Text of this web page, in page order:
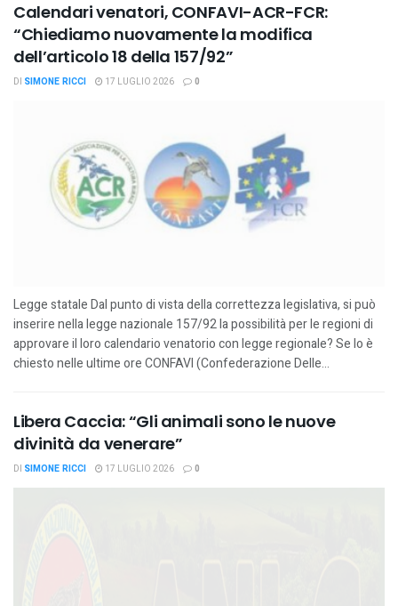
Calendari venatori, CONFAVI-ACR-FCR:
“Chiediamo nuovamente la modifica
dell’articolo 18 della 157/92”
DI SIMONE RICCI 17 LUGLIO 2026 0
Legge statale Dal punto di vista della correttezza legislativa, si può
inserire nella legge nazionale 157/92 la possibilità per le regioni di
approvare il loro calendario venatorio con legge regionale? Se lo è
chiesto nelle ultime ore CONFAVI (Confederazione Delle...
Libera Caccia: “Gli animali sono le nuove
divinità da venerare”
DI SIMONE RICCI 17 LUGLIO 2026 0